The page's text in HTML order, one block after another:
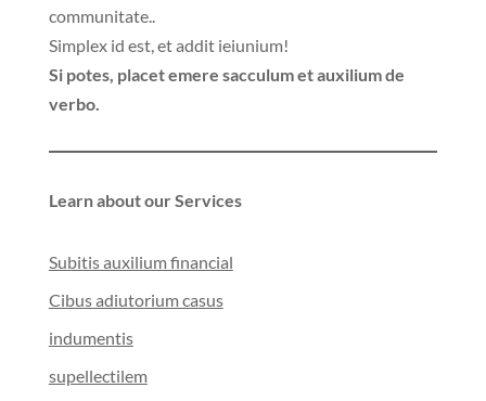
communitate..
Simplex id est, et addit ieiunium!
Si potes, placet emere sacculum et auxilium de
verbo.
Learn about our Services
Subitis auxilium financial
Cibus adiutorium casus
indumentis
supellectilem